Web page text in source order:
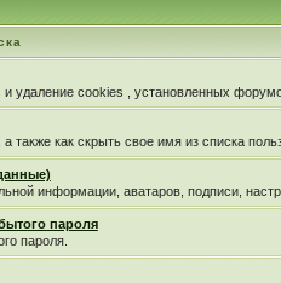
удаление cookies , установленных
также как скрыть свое имя из списка
информации, аватаров, подписи,
пароля
пароля.